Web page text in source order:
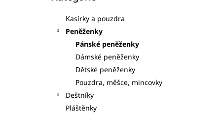
kategorie
Kasírky a pouzdra
Peněženky
Pánské peněženky
Dámské peněženky
Dětské peněženky
Pouzdra, měšce, mincovky
Deštníky
Pláštěnky